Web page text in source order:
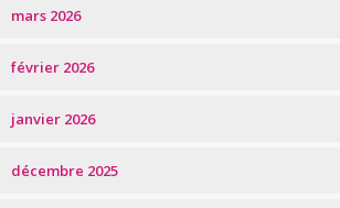
mars 2026
février 2026
janvier 2026
décembre 2025